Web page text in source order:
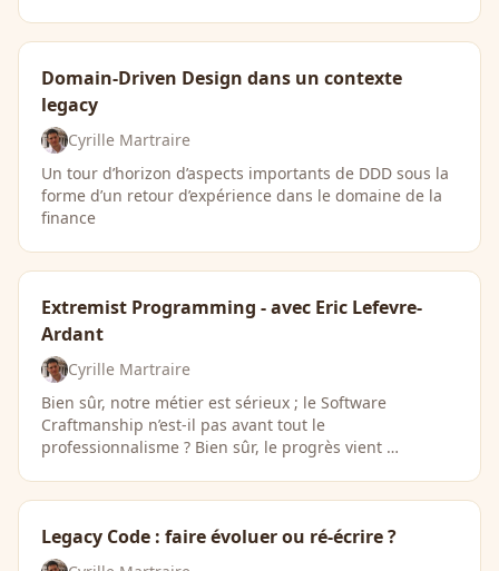
Domain-Driven Design dans un contexte
legacy
Cyrille Martraire
Un tour d’horizon d’aspects importants de DDD sous la
forme d’un retour d’expérience dans le domaine de la
finance
Extremist Programming - avec Eric Lefevre-
Ardant
Cyrille Martraire
Bien sûr, notre métier est sérieux ; le Software
Craftmanship n’est-il pas avant tout le
professionnalisme ? Bien sûr, le progrès vient …
Legacy Code : faire évoluer ou ré-écrire ?